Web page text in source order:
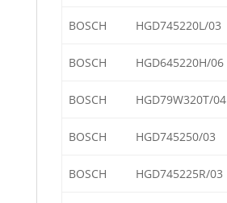
BOSCH HGD745220L/03
BOSCH HGD645220H/06
BOSCH HGD79W320T/04
BOSCH HGD745250/03
BOSCH HGD745225R/03